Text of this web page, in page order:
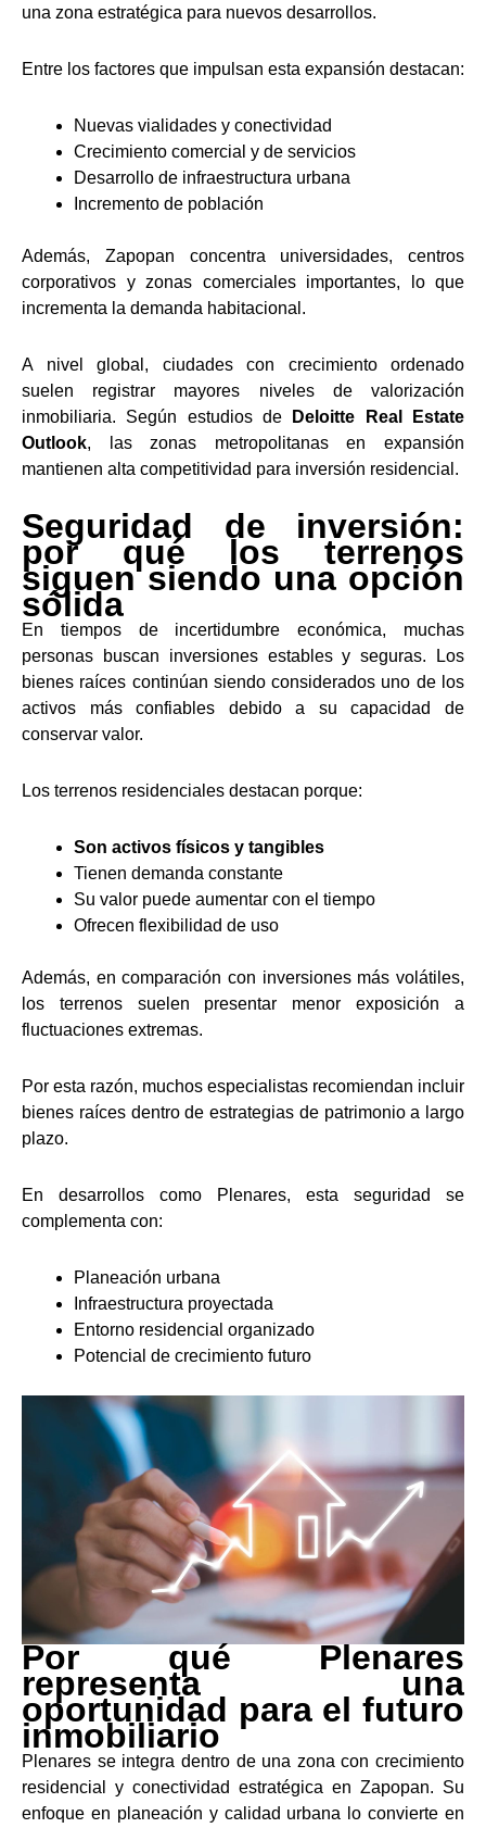
una zona estratégica para nuevos desarrollos.
Entre los factores que impulsan esta expansión destacan:
Nuevas vialidades y conectividad
Crecimiento comercial y de servicios
Desarrollo de infraestructura urbana
Incremento de población
Además, Zapopan concentra universidades, centros
corporativos y zonas comerciales importantes, lo que
incrementa la demanda habitacional.
A nivel global, ciudades con crecimiento ordenado
suelen registrar mayores niveles de valorización
inmobiliaria. Según estudios de
Deloitte Real Estate
Outlook, las zonas metropolitanas en expansión
mantienen alta competitividad para inversión residencial.
Seguridad de inversión:
por qué los terrenos
siguen siendo una opción
sólida
En tiempos de incertidumbre económica, muchas
personas buscan inversiones estables y seguras. Los
bienes raíces continúan siendo considerados uno de los
activos más confiables debido a su capacidad de
conservar valor.
Los terrenos residenciales destacan porque:
Son activos físicos y tangibles
Tienen demanda constante
Su valor puede aumentar con el tiempo
Ofrecen flexibilidad de uso
Además, en comparación con inversiones más volátiles,
los terrenos suelen presentar menor exposición a
fluctuaciones extremas.
Por esta razón, muchos especialistas recomiendan incluir
bienes raíces dentro de estrategias de patrimonio a largo
plazo.
En desarrollos como Plenares, esta seguridad se
complementa con:
Planeación urbana
Infraestructura proyectada
Entorno residencial organizado
Potencial de crecimiento futuro
Por qué Plenares
representa una
oportunidad para el futuro
inmobiliario
Plenares se integra dentro de una zona con crecimiento
residencial y conectividad estratégica en Zapopan. Su
enfoque en planeación y calidad urbana lo convierte en